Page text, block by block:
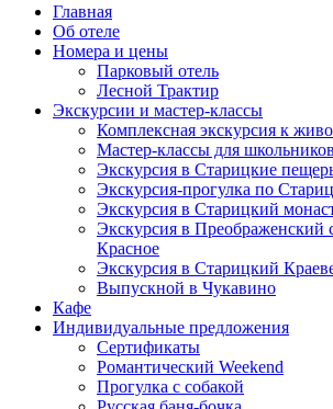
Главная
Об отеле
Номера и цены
Парковый отель
Лесной Трактир
Экскурсии и мастер-классы
Комплексная экскурсия к
Мастер-классы для школьников
Экскурсия в Старицкие
Экскурсия-прогулка по
Экскурсия в Старицкий
Экскурсия в Преображенский
Красное
Экскурсия в Старицкий
Выпускной в Чукавино
Кафе
Индивидуальные предложения
Сертификаты
Романтический Weekend
Прогулка с собакой